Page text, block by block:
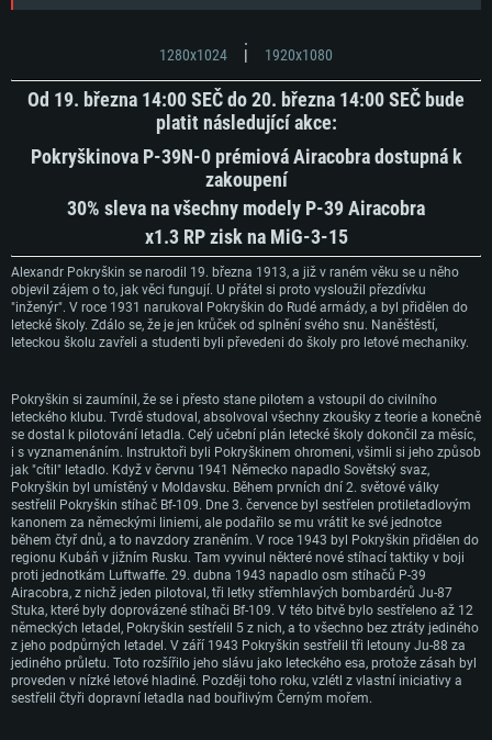
PC
Mac
Linux
Minimální
OS: Windows 10 (64bitový)
Procesor: Dual-Core 2.2 GHz
Operační paměť: 4 GB
Grafická karta podpora DirectX 11: AMD Radeon 77XX / NVIDIA GeForce
GTX 660. Minimální podporované rozlišení hry je 720p
Připojení: Širokopásmové připojení
Místo na disku: 22,1 GB
Minimální
OS: Mac OS Big Sur 11.0 nebo novější
Procesor: Core i5 (Intel Xeon není podporován)
Operační paměť: 6 GB
Grafická karta: Intel Iris Pro 5200 (Mac) nebo srovnatelně výkonnou kartu
od AMD/Nvidia pro Mac. Minimální podporované rozlišení hry je 720p v
případě použití Metal.
Místo na disku: 22,1 GB
Minimální
OS: Většina moderních 64bitových distribucí Linuxu
Procesor: Dual-Core 2.4 GHz
Operační paměť: 4 GB
Grafická karta: NVIDIA 660 s nejnovějšími proprietárními ovladači (ne
staršími, než půl roku) / srovnatelná karta AMD s nejnovějšími
proprietárními ovladači (ne staršími, než půl roku); minimální podporované
rozlišení hry je 720p) a s podporou Vulcan.
Připojení: Širokopásmové připojení
1280x1024 | 1920x1080
Od 19. března 14:00 SEČ do 20. března 14:00 SEČ bude
platit následující akce:
Pokryškinova P-39N-0 prémiová Airacobra dostupná k
zakoupení
30% sleva na všechny modely P-39 Airacobra
x1.3 RP zisk na MiG-3-15
Alexandr Pokryškin se narodil 19. března 1913, a již v raném věku se u něho
objevil zájem o to, jak věci fungují. U přátel si proto vysloužil přezdívku
"inženýr". V roce 1931 narukoval Pokryškin do Rudé armády, a byl přidělen do
letecké školy. Zdálo se, že je jen krůček od splnění svého snu. Naněštěstí,
leteckou školu zavřeli a studenti byli převedeni do školy pro letové mechaniky.
Pokryškin si zaumínil, že se i přesto stane pilotem a vstoupil do civilního
leteckého klubu. Tvrdě studoval, absolvoval všechny zkoušky z teorie a konečně
se dostal k pilotování letadla. Celý učební plán letecké školy dokončil za měsíc,
i s vyznamenáním. Instruktoři byli Pokryškinem ohromeni, všimli si jeho způsob
jak "cítil" letadlo. Když v červnu 1941 Německo napadlo Sovětský svaz,
Pokryškin byl umístěný v Moldavsku. Během prvních dní 2. světové války
sestřelil Pokryškin stíhač Bf-109. Dne 3. července byl sestřelen protiletadlovým
kanonem za německými liniemi, ale podařilo se mu vrátit ke své jednotce
během čtyř dnů, a to navzdory zraněním. V roce 1943 byl Pokryškin přidělen do
regionu Kubáň v jižním Rusku. Tam vyvinul některé nové stíhací taktiky v boji
proti jednotkám Luftwaffe. 29. dubna 1943 napadlo osm stíhačů P-39
Airacobra, z nichž jeden pilotoval, tři letky střemhlavých bombardérů Ju-87
Stuka, které byly doprovázené stíhači Bf-109. V této bitvě bylo sestřeleno až 12
německých letadel, Pokryškin sestŕelil 5 z nich, a to všechno bez ztráty jediného
z jeho podpůrných letadel. V září 1943 Pokryškin sestřelil tři letouny Ju-88 za
jediného průletu. Toto rozšířilo jeho slávu jako leteckého esa, protože zásah byl
proveden v nízké letové hladiné. Později toho roku, vzlétl z vlastní iniciativy a
sestřelil čtyři dopravní letadla nad bouřlivým Černým mořem.